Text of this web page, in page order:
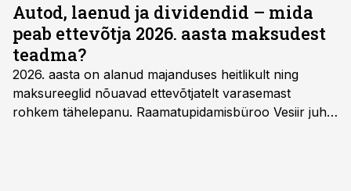
Autod, laenud ja dividendid – mida
peab ettevõtja 2026. aasta maksudest
teadma?
2026. aasta on alanud majanduses heitlikult ning
maksureeglid nõuavad ettevõtjatelt varasemast
rohkem tähelepanu. Raamatupidamisbüroo Vesiir juht